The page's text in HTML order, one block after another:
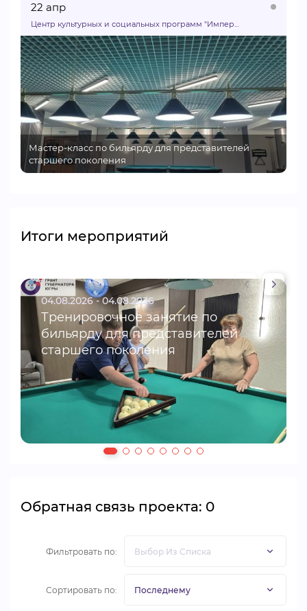
22 апр
Центр культурных и социальных программ "Импер...
Мастер-класс по бильярду для представителей
старшего поколения
Итоги мероприятий
04.08.2026 - 04.08.2026
Тренировочное занятие по
бильярду для представителей
старшего поколения
Обратная связь проекта: 0
Фильтровать по:
Сортировать по: